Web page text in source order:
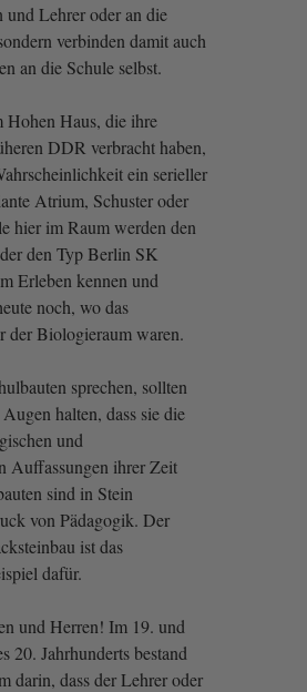
und Lehrer oder an die
verbinden damit auch
an die Schule selbst.
Hohen Haus, die ihre
DDR verbracht haben,
ein serieller
Atrium, Schuster oder
hier im Raum werden den
den Typ Berlin SK
Erleben kennen und
noch, wo das
der Biologieraum waren.
sprechen, sollten
halten, dass sie die
und
Auffassungen ihrer Zeit
sind in Stein
von Pädagogik. Der
ist das
dafür.
und Herren! Im 19. und
20. Jahrhunderts bestand
darin, dass der Lehrer oder